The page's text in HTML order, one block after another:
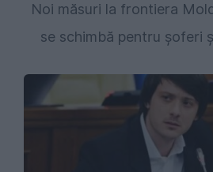
Noi măsuri la frontiera
se schimbă pentru șoferi